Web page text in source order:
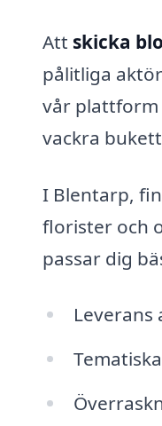
Att skicka
pålitliga
vår plattform
vackra
I Blentarp,
florister och
passar dig